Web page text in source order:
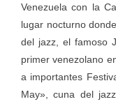
Venezuela con la
lugar nocturno
del jazz, el famoso
primer venezolano
a importantes
May», cuna del